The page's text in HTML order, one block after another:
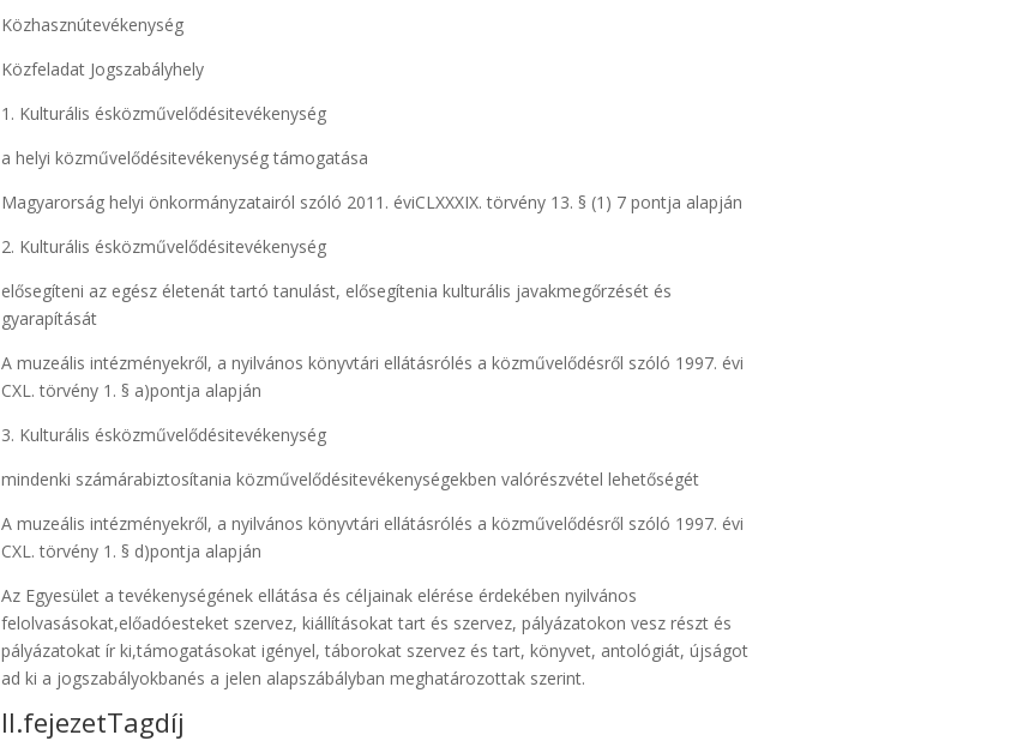
Közhasznútevékenység
Közfeladat Jogszabályhely
1. Kulturális ésközművelődésitevékenység
a helyi közművelődésitevékenység támogatása
Magyarorság helyi önkormányzatairól szóló 2011. éviCLXXXIX. törvény 13. § (1) 7 pontja alapján
2. Kulturális ésközművelődésitevékenység
elősegíteni az egész életenát tartó tanulást, elősegítenia kulturális javakmegőrzését és
gyarapítását
A muzeális intézményekről, a nyilvános könyvtári ellátásrólés a közművelődésről szóló 1997. évi
CXL. törvény 1. § a)pontja alapján
3. Kulturális ésközművelődésitevékenység
mindenki számárabiztosítania közművelődésitevékenységekben valórészvétel lehetőségét
A muzeális intézményekről, a nyilvános könyvtári ellátásrólés a közművelődésről szóló 1997. évi
CXL. törvény 1. § d)pontja alapján
Az Egyesület a tevékenységének ellátása és céljainak elérése érdekében nyilvános
felolvasásokat,előadóesteket szervez, kiállításokat tart és szervez, pályázatokon vesz részt és
pályázatokat ír ki,támogatásokat igényel, táborokat szervez és tart, könyvet, antológiát, újságot
ad ki a jogszabályokbanés a jelen alapszábályban meghatározottak szerint.
II.fejezetTagdíj